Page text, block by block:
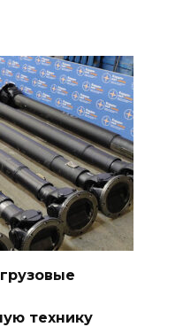
технику